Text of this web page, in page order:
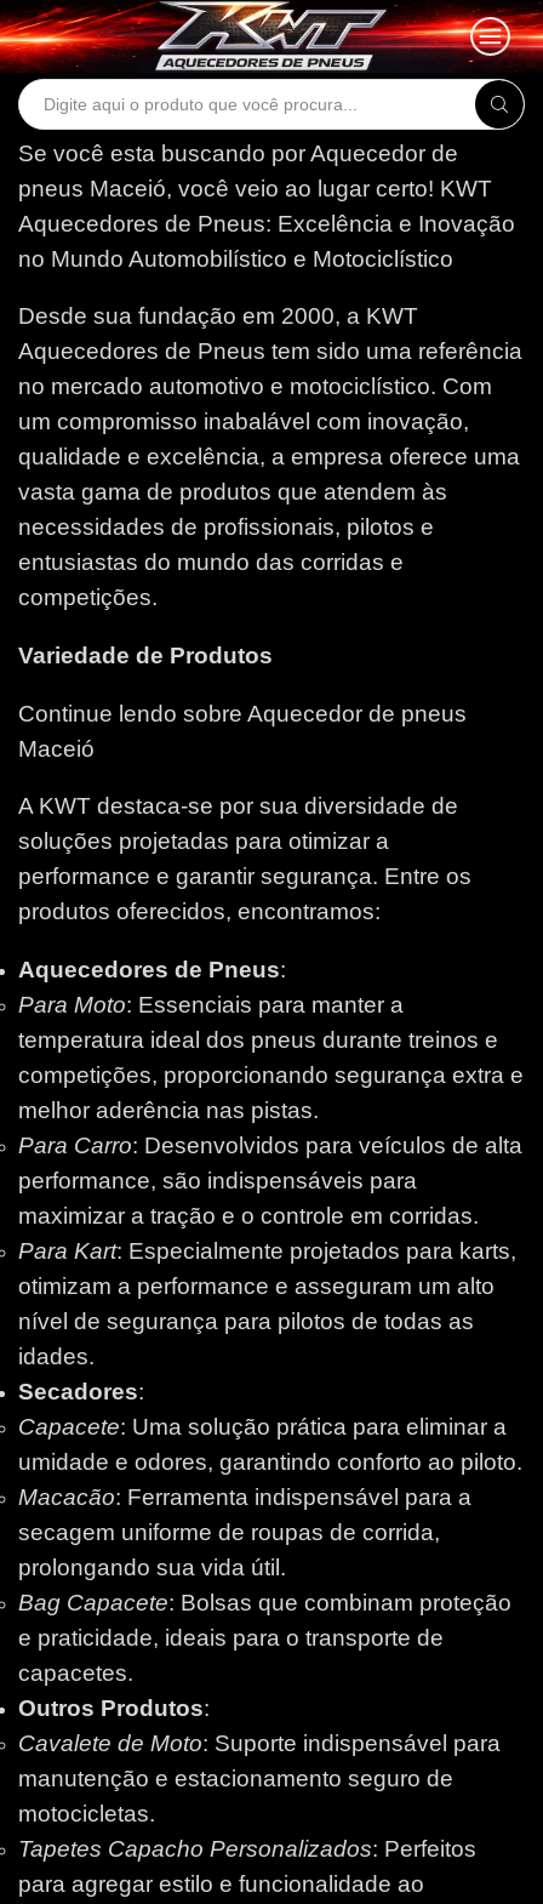
Search
Se você esta buscando por Aquecedor de
pneus Maceió, você veio ao lugar certo! KWT
Aquecedores de Pneus: Excelência e Inovação
no Mundo Automobilístico e Motociclístico
Desde sua fundação em 2000, a KWT
Aquecedores de Pneus tem sido uma referência
no mercado automotivo e motociclístico. Com
um compromisso inabalável com inovação,
qualidade e excelência, a empresa oferece uma
vasta gama de produtos que atendem às
necessidades de profissionais, pilotos e
entusiastas do mundo das corridas e
competições.
Variedade de Produtos
Continue lendo sobre Aquecedor de pneus
Maceió
A KWT destaca-se por sua diversidade de
soluções projetadas para otimizar a
performance e garantir segurança. Entre os
produtos oferecidos, encontramos:
Aquecedores de Pneus:
Para Moto: Essenciais para manter a
temperatura ideal dos pneus durante treinos e
competições, proporcionando segurança extra e
melhor aderência nas pistas.
Para Carro: Desenvolvidos para veículos de alta
performance, são indispensáveis para
maximizar a tração e o controle em corridas.
Para Kart: Especialmente projetados para karts,
otimizam a performance e asseguram um alto
nível de segurança para pilotos de todas as
idades.
Secadores:
Capacete: Uma solução prática para eliminar a
umidade e odores, garantindo conforto ao piloto.
Macacão: Ferramenta indispensável para a
secagem uniforme de roupas de corrida,
prolongando sua vida útil.
Bag Capacete: Bolsas que combinam proteção
e praticidade, ideais para o transporte de
capacetes.
Outros Produtos:
Cavalete de Moto: Suporte indispensável para
manutenção e estacionamento seguro de
motocicletas.
Tapetes Capacho Personalizados: Perfeitos
para agregar estilo e funcionalidade ao